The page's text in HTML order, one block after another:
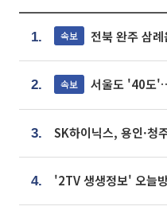
1. 속보 전북 완주 삼
2. 속보 서울도 '40도
3.
4.